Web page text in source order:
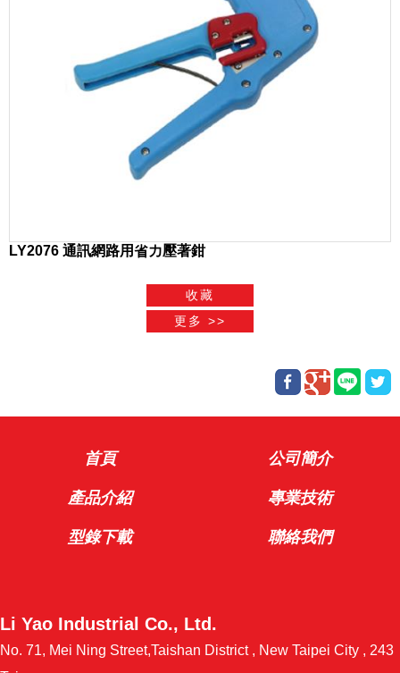
LY2076 通訊網路用省力壓著鉗
首頁 公司簡介
產品介紹 專業技術
型錄下載 聯絡我們
Li Yao Industrial Co., Ltd.
No. 71, Mei Ning Street,Taishan District , New Taipei City , 243